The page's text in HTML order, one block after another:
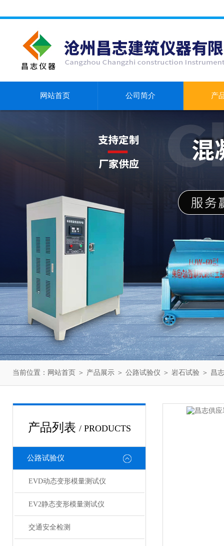
网站首页 公司简介 产
当前位置： 网站首页 ＞ 产品展示 ＞ 公路试验仪 ＞ 岩石试验 ＞ 昌
产品列表 / PRODUCTS
公路试验仪
EVD动态变形模量测试仪
EV2静态变形模量测试仪
交通安全检测